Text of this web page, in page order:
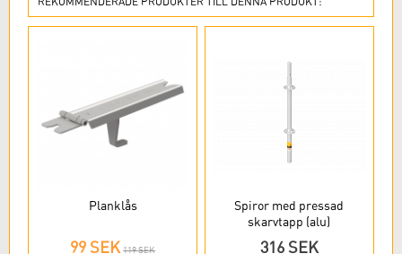
Planklås
99 SEK 119 SEK
Spiror med pressad
skarvtapp (alu)
316 SEK